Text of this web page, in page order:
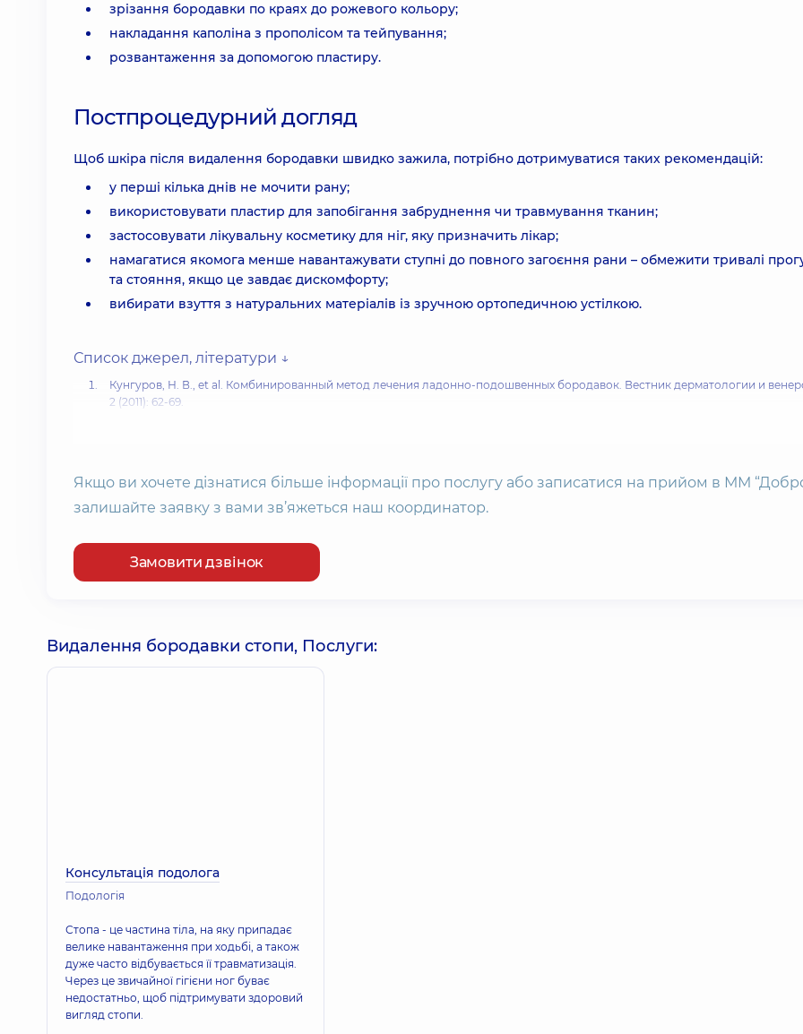
зрізання бородавки по краях до рожевого кольору;
накладання каполіна з прополісом та тейпування;
розвантаження за допомогою пластиру.
Постпроцедурний догляд
Щоб шкіра після видалення бородавки швидко зажила, потрібно дотримуватися таких рекомендацій:
у перші кілька днів не мочити рану;
використовувати пластир для запобігання забруднення чи травмування тканин;
застосовувати лікувальну косметику для ніг, яку призначить лікар;
намагатися якомога менше навантажувати ступні до повного загоєння рани – обмежити тривалі
та стояння, якщо це завдає дискомфорту;
вибирати взуття з натуральних матеріалів із зручною ортопедичною устілкою.
Список джерел, літератури ↓
Кунгуров, Н. В., et al. Комбинированный метод лечения ладонно-подошвенных бородавок. Вестник дерматологии и
2 (2011): 62-69.
Якщо ви хочете дізнатися більше інформації про послугу або записатися на прийом в ММ
залишайте заявку з вами зв’яжеться наш координатор.
Замовити дзвінок
Видалення бородавки стопи, Послуги:
Консультація подолога
Подологiя
Стопа - це частина тіла, на яку припадає
велике навантаження при ходьбі, а також
дуже часто відбувається її травматизація.
Через це звичайної гігієни ног буває
недостатньо, щоб підтримувати здоровий
вигляд стопи.